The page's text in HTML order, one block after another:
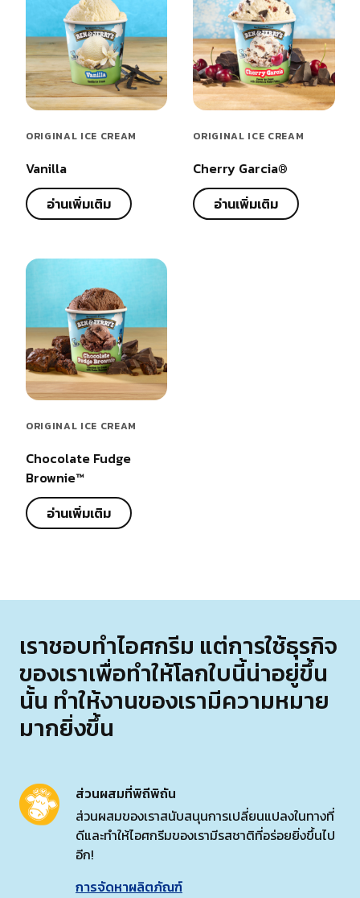
ORIGINAL ICE CREAM
Vanilla
อ่านเพิ่มเติม
ORIGINAL ICE CREAM
Cherry Garcia®
อ่านเพิ่มเติม
ORIGINAL ICE CREAM
Chocolate Fudge
Brownie™
อ่านเพิ่มเติม
เราชอบทำไอศกรีม แต่การใช้ธุรกิจ
ของเราเพื่อทำให้โลกใบนี้น่าอยู่ขึ้น
นั้น ทำให้งานของเรามีความหมาย
มากยิ่งขึ้น
ส่วนผสมที่พิถีพิถัน
ส่วนผสมของเราสนับสนุนการเปลี่ยนแปลงในทางที่
ดีและทำให้ไอศกรีมของเรามีรสชาติที่อร่อยยิ่งขึ้นไป
อีก!
การจัดหาผลิตภัณฑ์